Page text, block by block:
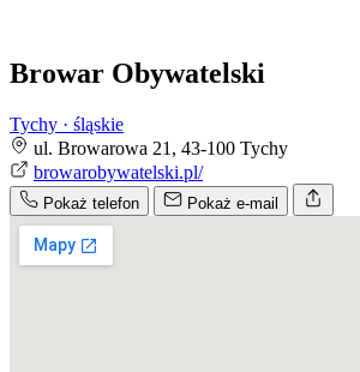
Browar Obywatelski
Tychy · śląskie
ul. Browarowa 21, 43-100 Tychy
browarobywatelski.pl/
Pokaż telefon Pokaż e-mail